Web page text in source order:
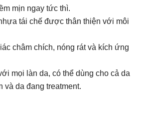
mịn ngay tức thì.
tái chế được thân thiện với môi
châm chích, nóng rát và kích ứng
mọi làn da, có thể dùng cho cả da
và da đang treatment.